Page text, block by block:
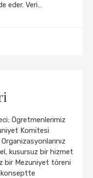
eder. Veri…
Ögretmenlerimiz
Komitesi
kusursuz bir hizmet
bir Mezuniyet töreni